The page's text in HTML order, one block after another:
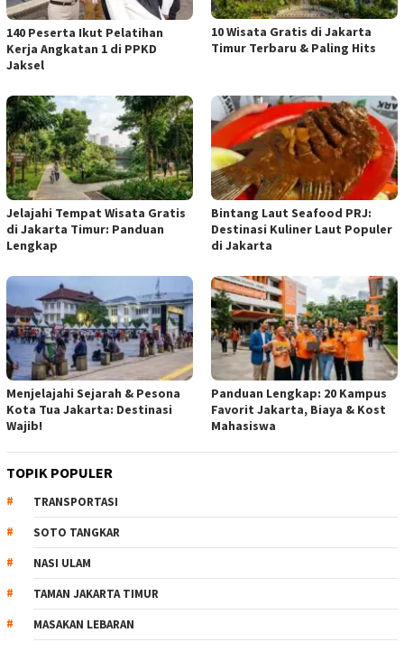
140 Peserta Ikut Pelatihan
Kerja Angkatan 1 di PPKD
Jaksel
10 Wisata Gratis di Jakarta
Timur Terbaru & Paling Hits
Jelajahi Tempat Wisata Gratis
di Jakarta Timur: Panduan
Lengkap
Bintang Laut Seafood PRJ:
Destinasi Kuliner Laut Populer
di Jakarta
Menjelajahi Sejarah & Pesona
Kota Tua Jakarta: Destinasi
Wajib!
Panduan Lengkap: 20 Kampus
Favorit Jakarta, Biaya & Kost
Mahasiswa
TOPIK POPULER
TRANSPORTASI
SOTO TANGKAR
NASI ULAM
TAMAN JAKARTA TIMUR
MASAKAN LEBARAN